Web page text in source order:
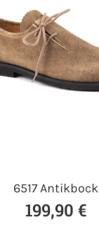
6517 Antikbock
199,90 €